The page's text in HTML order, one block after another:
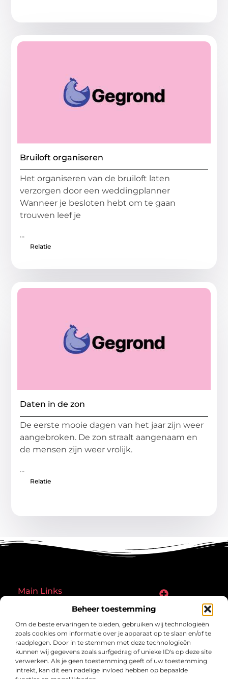
Beheer toestemming
Om de beste ervaringen te bieden, gebruiken wij technologieën
zoals cookies om informatie over je apparaat op te slaan en/of te
raadplegen. Door in te stemmen met deze technologieën
kunnen wij gegevens zoals surfgedrag of unieke ID's op deze site
verwerken. Als je geen toestemming geeft of uw toestemming
intrekt, kan dit een nadelige invloed hebben op bepaalde
Bruiloft organiseren
Het organiseren van de bruiloft laten
verzorgen door een weddingplanner
Wanneer je besloten hebt om te gaan
trouwen leef je
...
Relatie
Daten in de zon
De eerste mooie dagen van het jaar zijn weer
aangebroken. De zon straalt aangenaam en
de mensen zijn weer vrolijk.
...
Relatie
Main Links